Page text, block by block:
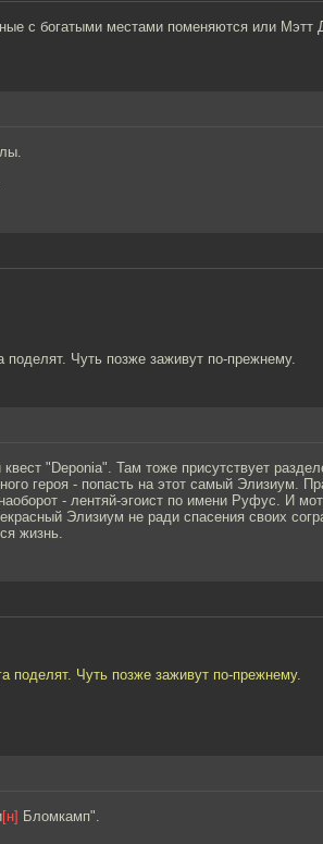
с богатыми местами поменяются или Мэтт
поделят. Чуть позже заживут по-прежнему.
"Deponia". Там тоже присутствует
героя - попасть на этот самый Элизиум.
- лентяй-эгоист по имени Руфус. И
Элизиум не ради спасения своих
жизнь.
поделят. Чуть позже заживут по-прежнему.
[н] Бломкамп".